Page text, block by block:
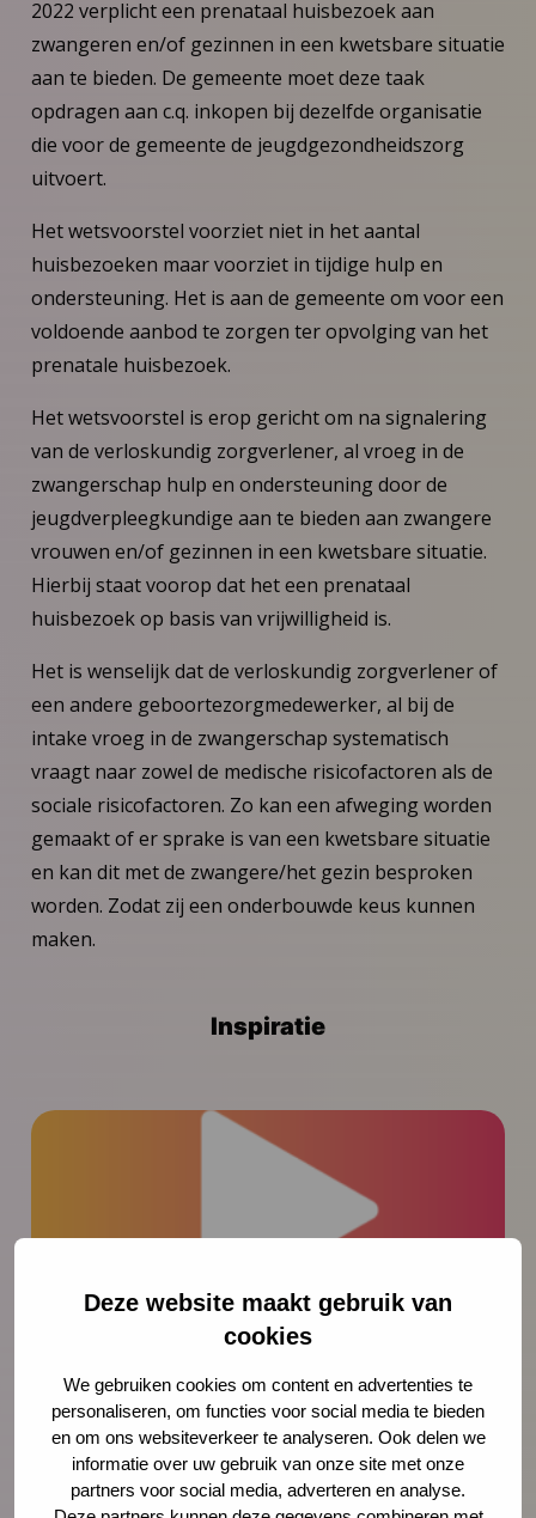
Deze website maakt gebruik van
cookies
We gebruiken cookies om content en advertenties te
personaliseren, om functies voor social media te bieden
en om ons websiteverkeer te analyseren. Ook delen we
informatie over uw gebruik van onze site met onze
partners voor social media, adverteren en analyse.
2022 verplicht een prenataal huisbezoek aan
zwangeren en/of gezinnen in een kwetsbare situatie
aan te bieden. De gemeente moet deze taak
opdragen aan c.q. inkopen bij dezelfde organisatie
die voor de gemeente de jeugdgezondheidszorg
uitvoert.
Het wetsvoorstel voorziet niet in het aantal
huisbezoeken maar voorziet in tijdige hulp en
ondersteuning. Het is aan de gemeente om voor een
voldoende aanbod te zorgen ter opvolging van het
prenatale huisbezoek.
Het wetsvoorstel is erop gericht om na signalering
van de verloskundig zorgverlener, al vroeg in de
zwangerschap hulp en ondersteuning door de
jeugdverpleegkundige aan te bieden aan zwangere
vrouwen en/of gezinnen in een kwetsbare situatie.
Hierbij staat voorop dat het een prenataal
huisbezoek op basis van vrijwilligheid is.
Het is wenselijk dat de verloskundig zorgverlener of
een andere geboortezorgmedewerker, al bij de
intake vroeg in de zwangerschap systematisch
vraagt naar zowel de medische risicofactoren als de
sociale risicofactoren. Zo kan een afweging worden
gemaakt of er sprake is van een kwetsbare situatie
en kan dit met de zwangere/het gezin besproken
worden. Zodat zij een onderbouwde keus kunnen
maken.
Inspiratie
Workshop lokaal samenwerken rond
het PHB JGZ
Deze workshop heeft als doel de